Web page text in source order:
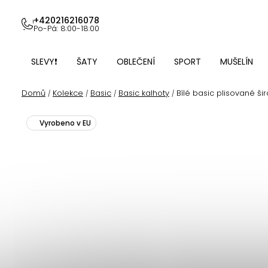
obsah
+420216216078
Po-Pá: 8:00-18:00
SLEVY❗ ŠATY OBLEČENÍ SPORT MUŠELÍN
Domů / Kolekce / Basic / Basic kalhoty / Bílé basic plisované
Vyrobeno v EU